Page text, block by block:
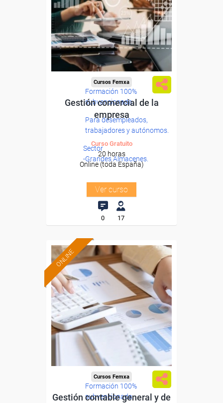
Formación 100%
subvencionada.
Para desempleados,
trabajadores y autónomos.
Sector
-Grandes Almacenes.
Cursos Femxa
Gestión comercial de la
empresa
Curso Gratuito
20 horas
Online (toda España)
Ver curso
0 17
ONLINE
Formación 100%
subvencionada.
Cursos Femxa
Gestión contable general y de